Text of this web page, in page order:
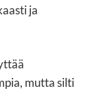
ja
mutta silti